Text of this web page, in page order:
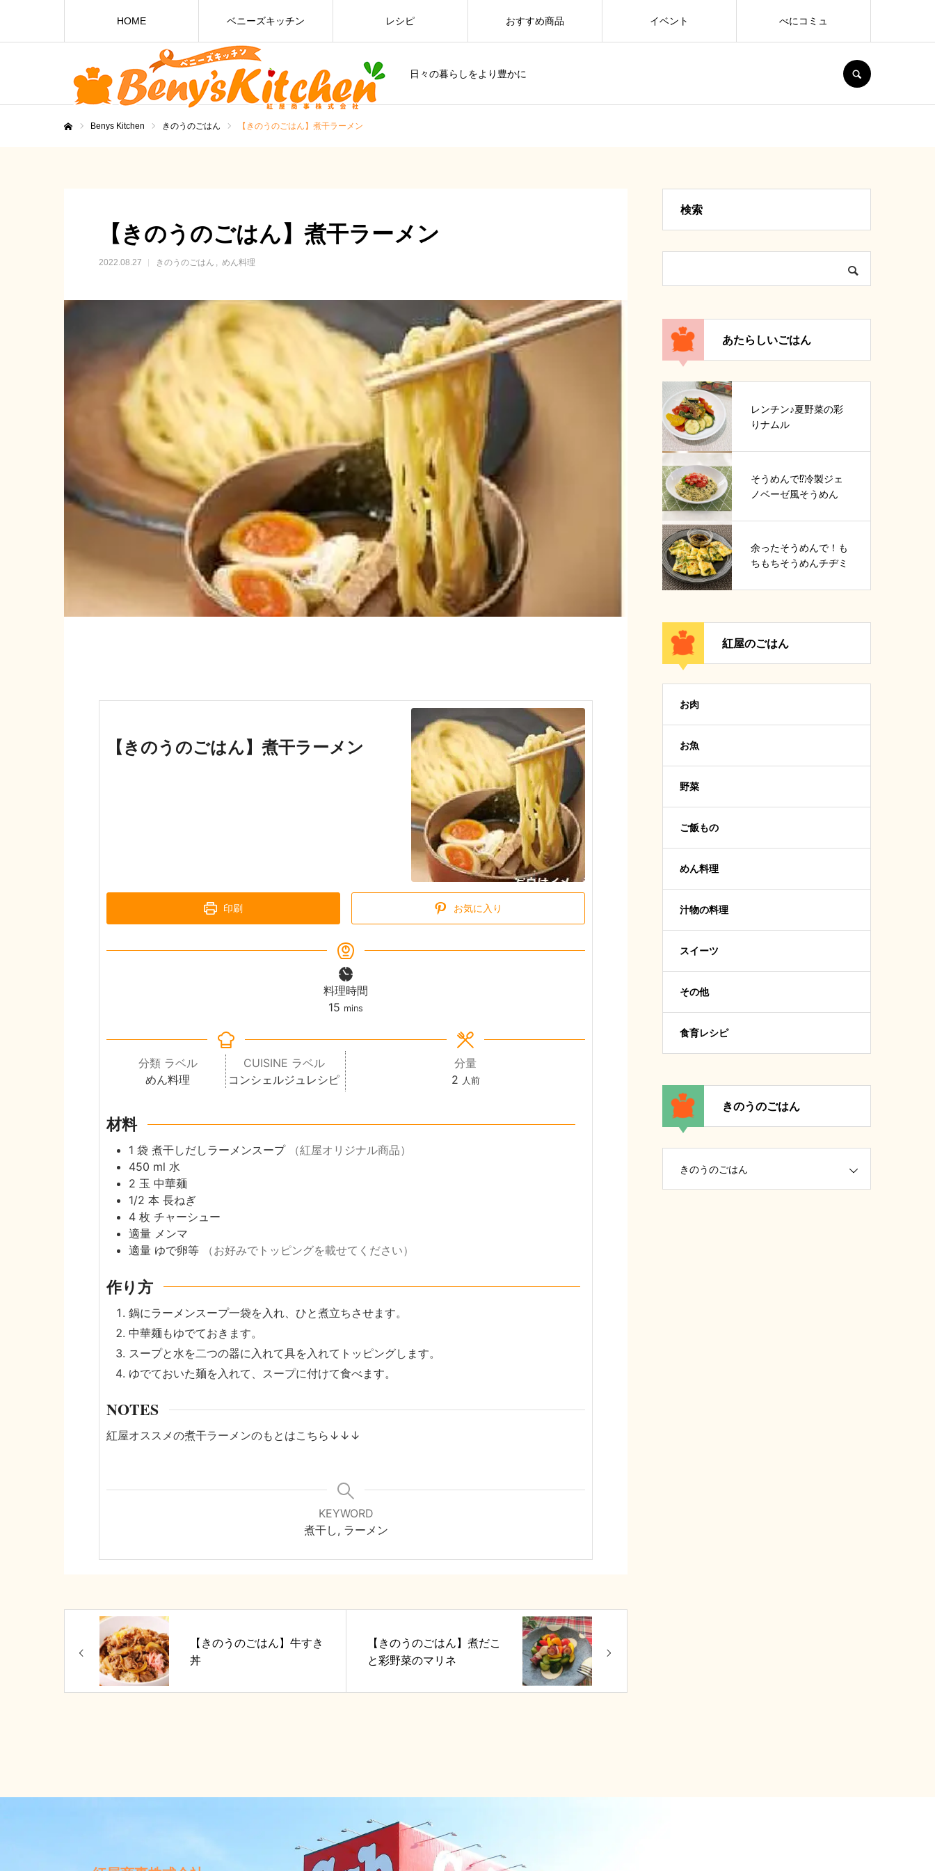
日々の暮らしをより豊かに
HOME ベニーズキッチン レシピ おすすめ商品 イベント べにコミュ
Benys Kitchen きのうのごはん 【きのうのごはん】煮干ラーメン
【きのうのごはん】煮干ラーメン
2022.08.27 きのうのごはん めん料理
【きのうのごはん】煮干ラーメン
印刷 お気に入り
料理時間
15 minutes
mins
分類 ラベル
めん料理
CUISINE ラベル
コンシェルジュレシピ
分量
2 人前
材料
1 袋 煮干しだしラーメンスープ
（紅屋オリジナル商品）
450 ml 水
2 玉 中華麺
1/2 本 長ねぎ
4 枚 チャーシュー
適量 メンマ
適量 ゆで卵等 （お好みでトッピングを載せてください）
作り方
鍋にラーメンスープ一袋を入れ、ひと煮立ちさせます。
中華麺もゆでておきます。
スープと水を二つの器に入れて具を入れてトッピングします。
ゆでておいた麺を入れて、スープに付けて食べます。
NOTES
紅屋オススメの煮干ラーメンのもとはこちら↓↓↓
KEYWORD
煮干し, ラーメン
【きのうのごはん】牛すき
丼
【きのうのごはん】煮だこ
と彩野菜のマリネ
検索
あたらしいごはん
レンチン♪夏野菜の彩
りナムル
そうめんで⁉冷製ジェ
ノベーゼ風そうめん
余ったそうめんで！も
ちもちそうめんチヂミ
紅屋のごはん
お肉
お魚
野菜
ご飯もの
めん料理
汁物の料理
スイーツ
その他
食育レシピ
きのうのごはん
きのうのごはん